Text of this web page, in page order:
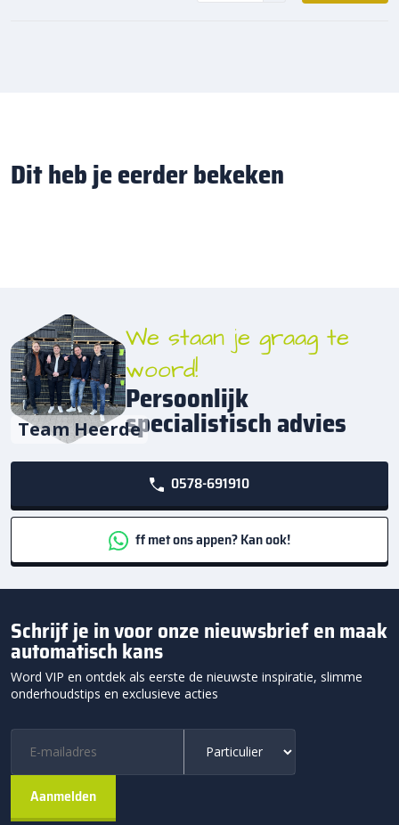
Dit heb je eerder bekeken
Team Heerde
We staan je graag te
woord!
Persoonlijk
specialistisch advies
0578-691910
ff met ons appen? Kan ook!
Schrijf je in voor onze nieuwsbrief en maak
automatisch kans
Word VIP en ontdek als eerste de nieuwste inspiratie, slimme
onderhoudstips en exclusieve acties